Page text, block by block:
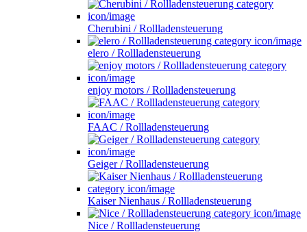
Cherubini / Rollladensteuerung
elero / Rollladensteuerung
enjoy motors / Rollladensteuerung
FAAC / Rollladensteuerung
Geiger / Rollladensteuerung
Kaiser Nienhaus / Rollladensteuerung
Nice / Rollladensteuerung